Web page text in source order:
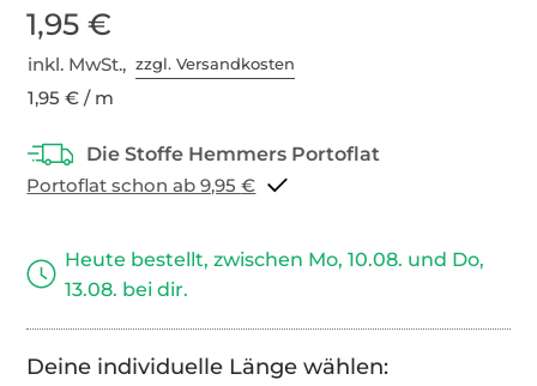
1,95 €
inkl. MwSt.,zzgl. Versandkosten
1,95 € / m
Portoflat schon ab 9,95 €
Heute bestellt, zwischen Mo, 10.08. und Do,
13.08. bei dir.
Deine individuelle Länge wählen: